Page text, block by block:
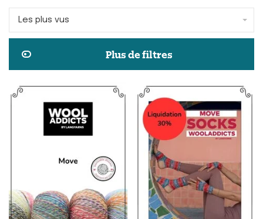
Les plus vus
Plus de filtres